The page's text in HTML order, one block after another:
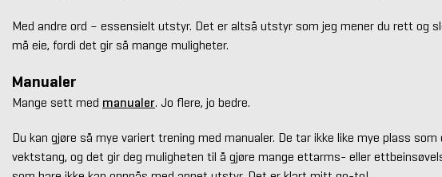
Med andre ord – essensielt utstyr. Det er altså utstyr som jeg mener du rett og
må eie, fordi det gir så mange muligheter.
Manualer
Mange sett med manualer. Jo flere, jo bedre.
Du kan gjøre så mye variert trening med manualer. De tar ikke like mye plass som
vektstang, og det gir deg muligheten til å gjøre mange ettarms- eller